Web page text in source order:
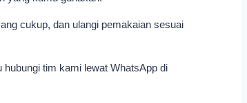
cukup, dan ulangi pemakaian sesuai
hubungi tim kami lewat WhatsApp di